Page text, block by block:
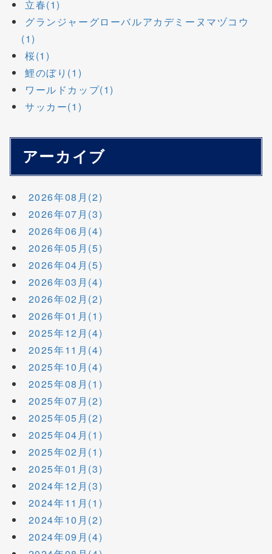
立春(1)
グランジャーグローバルアカデミーヌマヅコウ
(1)
桜(1)
鯉のぼり(1)
ワールドカップ(1)
サッカー(1)
アーカイブ
2026年08月(2)
2026年07月(3)
2026年06月(4)
2026年05月(5)
2026年04月(5)
2026年03月(4)
2026年02月(2)
2026年01月(1)
2025年12月(4)
2025年11月(4)
2025年10月(4)
2025年08月(1)
2025年07月(2)
2025年05月(2)
2025年04月(1)
2025年02月(1)
2025年01月(3)
2024年12月(3)
2024年11月(1)
2024年10月(2)
2024年09月(4)